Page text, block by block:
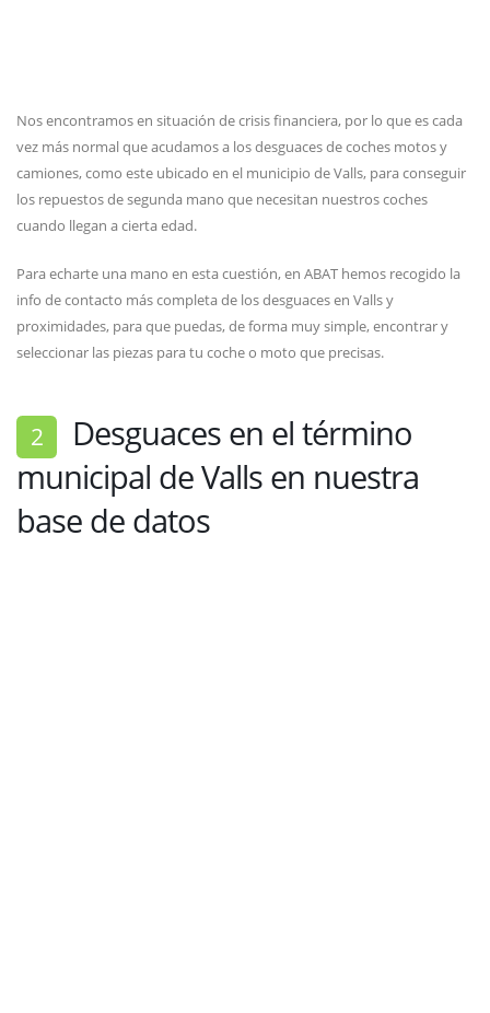
Nos encontramos en situación de crisis financiera, por lo que es cada
vez más normal que acudamos a los desguaces de coches motos y
camiones, como este ubicado en el municipio de Valls, para conseguir
los repuestos de segunda mano que necesitan nuestros coches
cuando llegan a cierta edad.
Para echarte una mano en esta cuestión, en ABAT hemos recogido la
info de contacto más completa de los desguaces en Valls y
proximidades, para que puedas, de forma muy simple, encontrar y
seleccionar las piezas para tu coche o moto que precisas.
2 Desguaces en el término
municipal de Valls en nuestra
base de datos